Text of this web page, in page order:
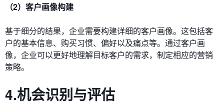
（2）客户画像构建
基于细分的结果，企业需要构建详细的客户画像。这包括客
户的基本信息、购买习惯、偏好以及痛点等。通过客户画
像，企业可以更好地理解目标客户的需求，制定相应的营销
策略。
4.机会识别与评估